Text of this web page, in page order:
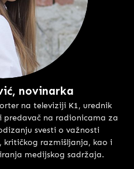
novinarka
na televiziji K1, urednik
predavač na radionicama za
svesti o važnosti
kritičkog razmišljanja, kao i
medijskog sadržaja.